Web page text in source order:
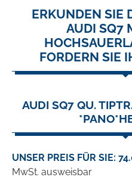
ERKUNDEN SIE
AUDI SQ7
FORDERN SIE
AUDI SQ7 QU.
UNSER PREIS FÜR SIE:
MwSt. ausweisbar